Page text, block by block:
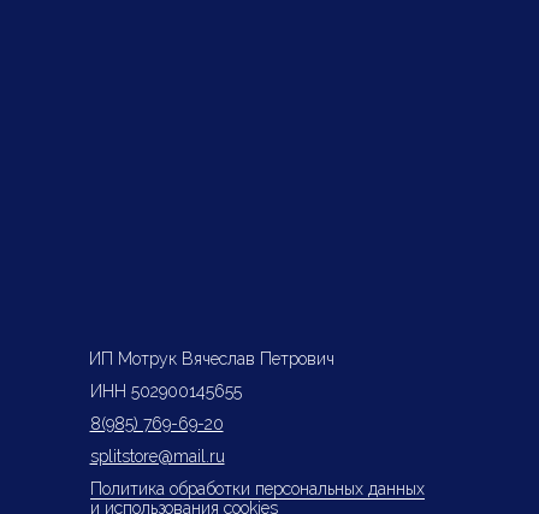
Политика обработки персональных данных
и использования cookies
ИП Мотрук Вячеслав Петрович
ИНН 502900145655
8(985) 769-69-20
splitstore@mail.ru